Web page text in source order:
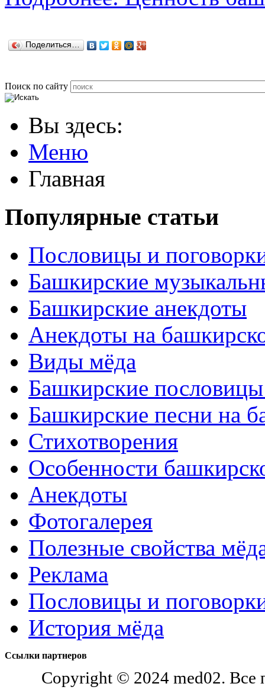
Поделиться…
Поиск по сайту
Вы здесь:
Меню
Главная
Популярные статьи
Пословицы и
Башкирские
Башкирские анекдоты
Анекдоты на
Виды мёда
Башкирские
Башкирские песни на
Стихотворения
Особенности
Анекдоты
Фотогалерея
Полезные свойства
Реклама
Пословицы и
История мёда
Ссылки партнеров
Copyright © 2024 med02. Все